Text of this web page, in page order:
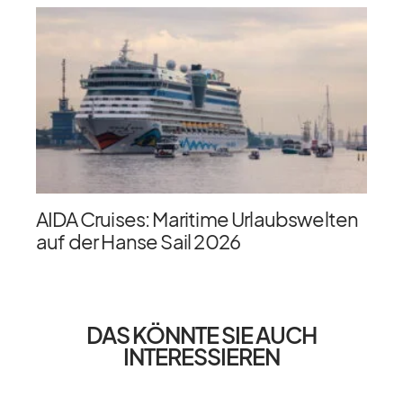
AIDA Cruises: Maritime Urlaubswelten
auf der Hanse Sail 2026
DAS KÖNNTE SIE AUCH
INTERESSIEREN